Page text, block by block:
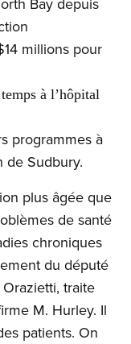
millions pour
à l’hôpital
programmes à
de Sudbury.
plus âgée que
de santé
chroniques
du député
traite
M. Hurley. Il
patients. On